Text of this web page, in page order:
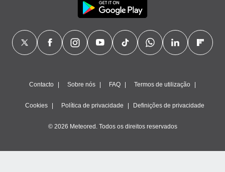
Contacto Sobre nós FAQ Termos de utilização
Cookies Política de privacidade Definições de privacidade
© 2026 Meteored. Todos os direitos reservados